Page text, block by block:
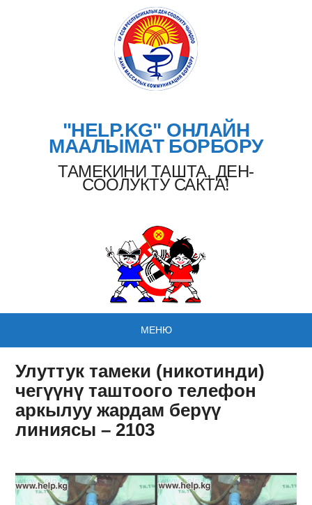
"HELP.KG" ОНЛАЙН
МААЛЫМАТ БОРБОРУ
ТАМЕКИНИ ТАШТА, ДЕН-
СООЛУКТУ САКТА!
МЕНЮ
Улуттук тамеки (никотинди)
чегүүнү таштоого телефон
аркылуу жардам берүү
линиясы – 2103